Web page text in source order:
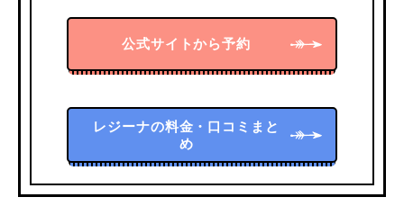
公式サイトから予約
レジーナの料金・口コミまと
め